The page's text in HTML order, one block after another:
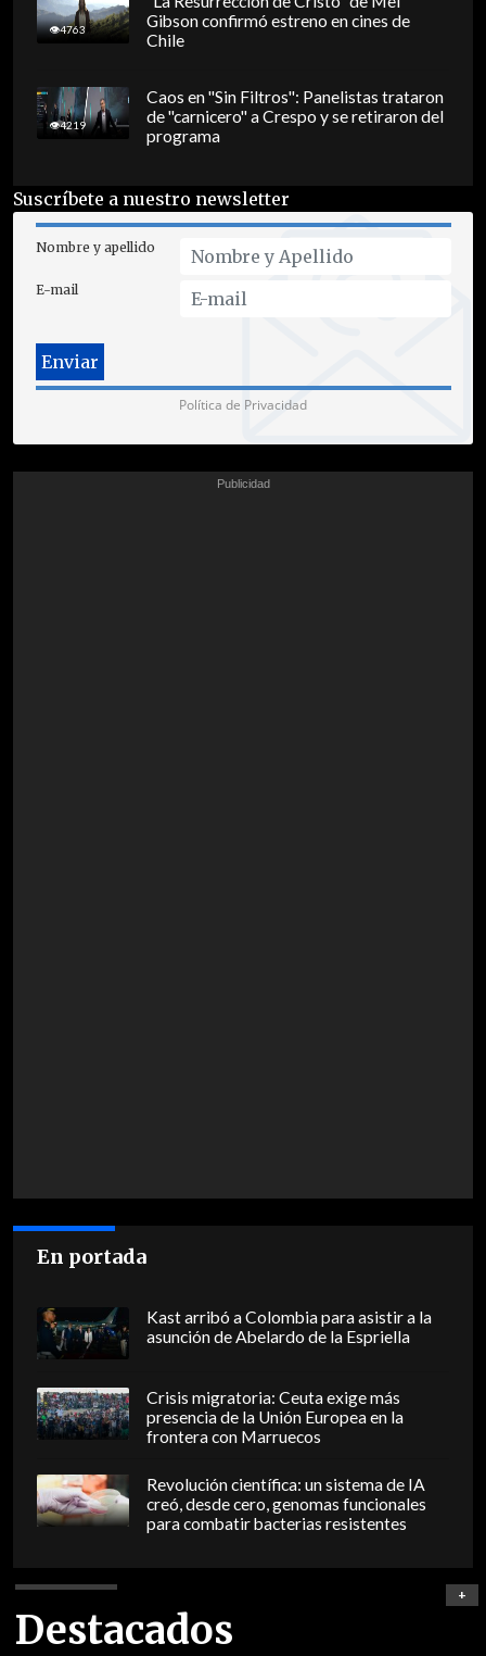
4763
Gibson confirmó estreno en cines de
Chile
4219
Caos en "Sin Filtros": Panelistas trataron
de "carnicero" a Crespo y se retiraron del
programa
Suscríbete a nuestro newsletter
Nombre y apellido
E-mail
Política de Privacidad
En portada
Kast arribó a Colombia para asistir a la
asunción de Abelardo de la Espriella
Crisis migratoria: Ceuta exige más
presencia de la Unión Europea en la
frontera con Marruecos
Revolución científica: un sistema de IA
creó, desde cero, genomas funcionales
para combatir bacterias resistentes
Destacados
+